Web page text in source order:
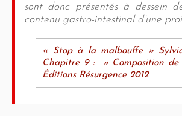
sont donc présentés à dessein
contenu gastro-intestinal d’une
« Stop à la malbouffe »
Chapitre 9 : » Composition de
Éditions Résurgence 2012